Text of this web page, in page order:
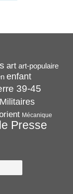
art art-populaire
enfant
39-45
Militaires
Mécanique
Presse